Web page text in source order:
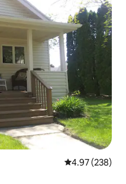
レビュー238
4.97 (238)